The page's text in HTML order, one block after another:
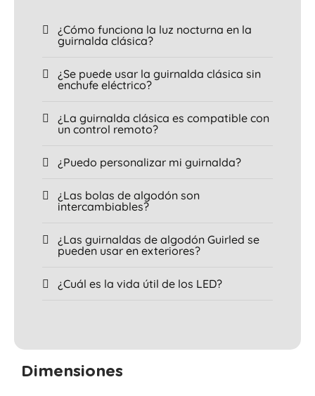
¿Cómo funciona la luz nocturna en la
guirnalda clásica?
¿Se puede usar la guirnalda clásica sin
enchufe eléctrico?
¿La guirnalda clásica es compatible con
un control remoto?
¿Puedo personalizar mi guirnalda?
¿Las bolas de algodón son
intercambiables?
¿Las guirnaldas de algodón Guirled se
pueden usar en exteriores?
¿Cuál es la vida útil de los LED?
Dimensiones